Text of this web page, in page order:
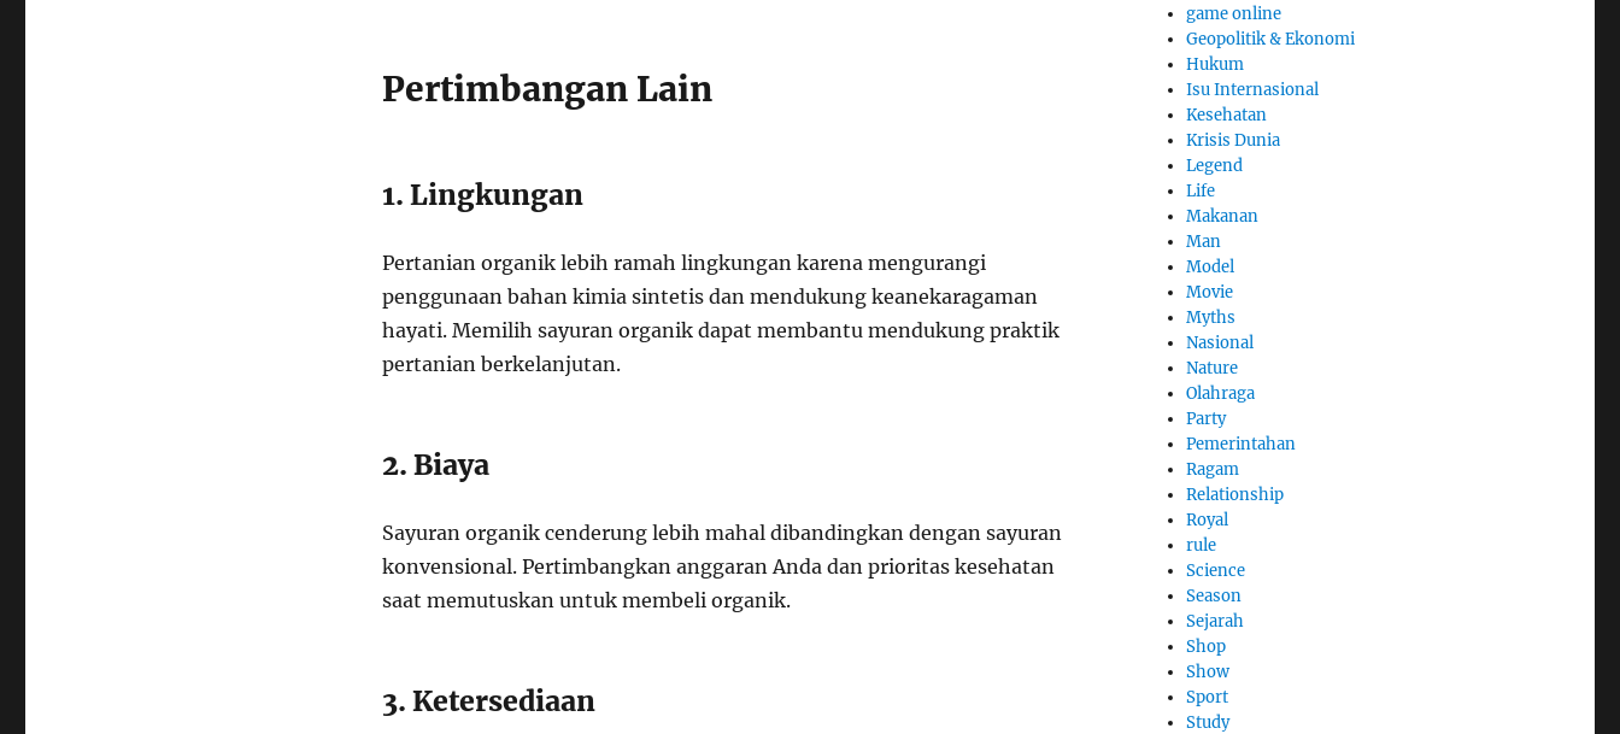
Pertimbangan Lain
1. Lingkungan
Pertanian organik lebih ramah lingkungan karena mengurangi
penggunaan bahan kimia sintetis dan mendukung keanekaragaman
hayati. Memilih sayuran organik dapat membantu mendukung praktik
pertanian berkelanjutan.
2. Biaya
Sayuran organik cenderung lebih mahal dibandingkan dengan sayuran
konvensional. Pertimbangkan anggaran Anda dan prioritas kesehatan
saat memutuskan untuk membeli organik.
3. Ketersediaan
game online
Geopolitik & Ekonomi
Hukum
Isu Internasional
Kesehatan
Krisis Dunia
Legend
Life
Makanan
Man
Model
Movie
Myths
Nasional
Nature
Olahraga
Party
Pemerintahan
Ragam
Relationship
Royal
rule
Science
Season
Sejarah
Shop
Show
Sport
Study